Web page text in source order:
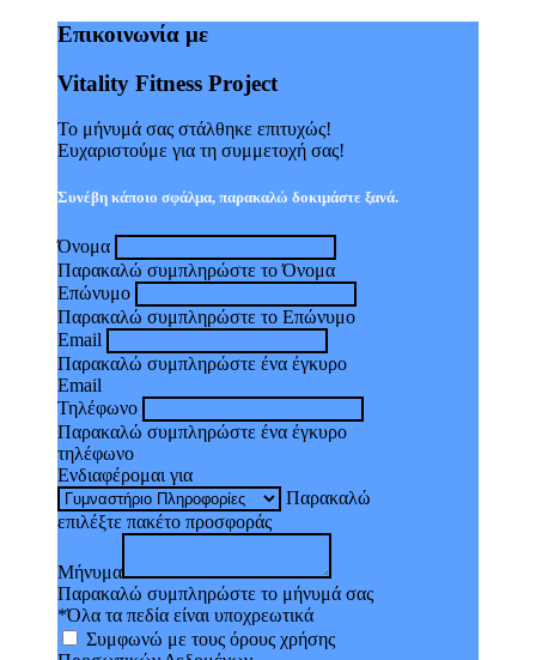
Επικοινωνία με
Vitality Fitness Project
Το μήνυμά σας στάλθηκε επιτυχώς!
Ευχαριστούμε για τη συμμετοχή σας!
Συνέβη κάποιο σφάλμα, παρακαλώ δοκιμάστε ξανά.
Όνομα
Παρακαλώ συμπληρώστε το Όνομα
Επώνυμο
Παρακαλώ συμπληρώστε το Επώνυμο
Email
Παρακαλώ συμπληρώστε ένα έγκυρο
Email
Τηλέφωνο
Παρακαλώ συμπληρώστε ένα έγκυρο
τηλέφωνο
Ενδιαφέρομαι για
Παρακαλώ
επιλέξτε πακέτο προσφοράς
Μήνυμα
Παρακαλώ συμπληρώστε το μήνυμά σας
*Όλα τα πεδία είναι υποχρεωτικά
Συμφωνώ με τους όρους χρήσης